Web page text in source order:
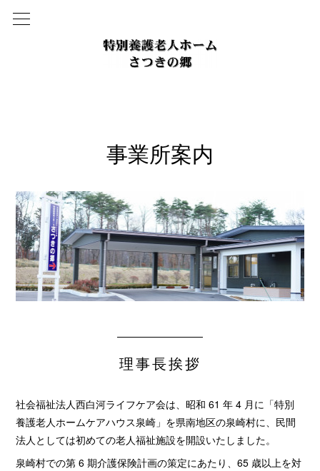
事業所案内
理事長挨拶
社会福祉法人西白河ライフケア会は、昭和 61 年 4 月に「特別
養護老人ホームケアハウス泉崎」を県南地区の泉崎村に、民間
法人としては初めての老人福祉施設を開設いたしました。
泉崎村での第 6 期介護保険計画の策定にあたり、65 歳以上を対